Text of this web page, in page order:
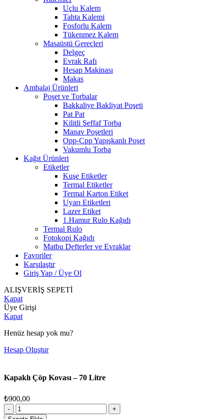
Uçlu Kalem
Tahta Kalemi
Fosforlu Kalem
Tükenmez Kalem
Masaüstü Gereçleri
Delgeç
Evrak Rafı
Hesap Makinası
Makas
Ambalaj Ürünleri
Poşet ve Torbalar
Bakkaliye Bakliyat Poşeti
Pat Pat
Kilitli Şeffaf Torba
Manav Poşetleri
Opp-Cpp Yapışkanlı Poşet
Vakumlu Torba
Kağıt Ürünleri
Etiketler
Kuşe Etiketler
Termal Etiketler
Termal Karton Etiket
Uyarı Etiketleri
Lazer Etiket
1.Hamur Rulo Kağıdı
Termal Rulo
Fotokopi Kağıdı
Matbu Defterler ve Evraklar
Favoriler
Karşılaştır
Giriş Yap / Üye Ol
ALIŞVERİŞ SEPETİ
Kapat
Üye Girişi
Kapat
Henüz hesap yok mu?
Hesap Oluştur
Kapaklı Çöp Kovası – 70 Litre
₺900,00
Kapaklı
Çöp